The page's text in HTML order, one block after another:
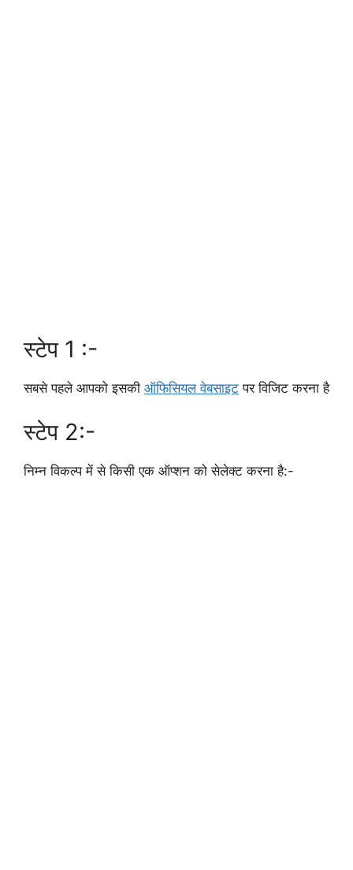
स्टेप 1 :-
सबसे पहले आपको इसकी ऑफिसियल वेबसाइट पर विजिट करना है
स्टेप 2:-
निम्न विकल्प में से किसी एक ऑप्शन को सेलेक्ट करना है:-